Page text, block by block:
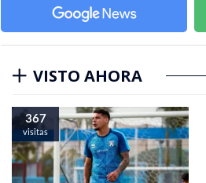
VISTO AHORA
367
visitas